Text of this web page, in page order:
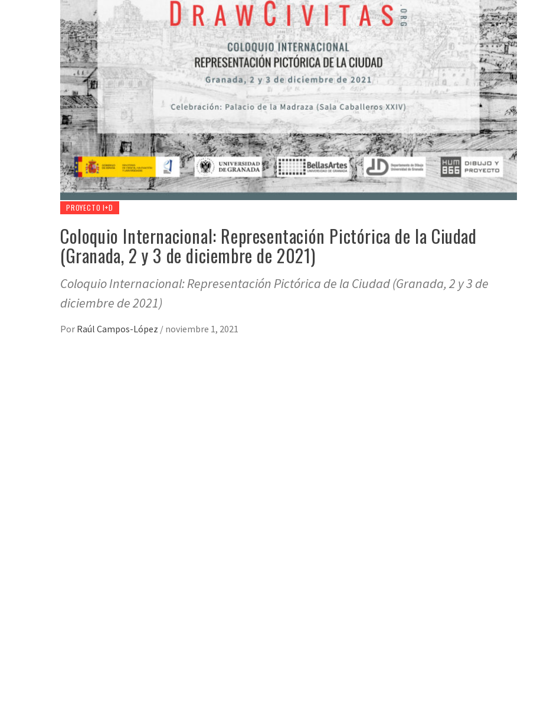
PROYECTO I+D
Coloquio Internacional: Representación Pictórica de la Ciudad
(Granada, 2 y 3 de diciembre de 2021)
Coloquio Internacional: Representación Pictórica de la Ciudad (Granada, 2 y 3 de
diciembre de 2021)
Por Raúl Campos-López / noviembre 1, 2021